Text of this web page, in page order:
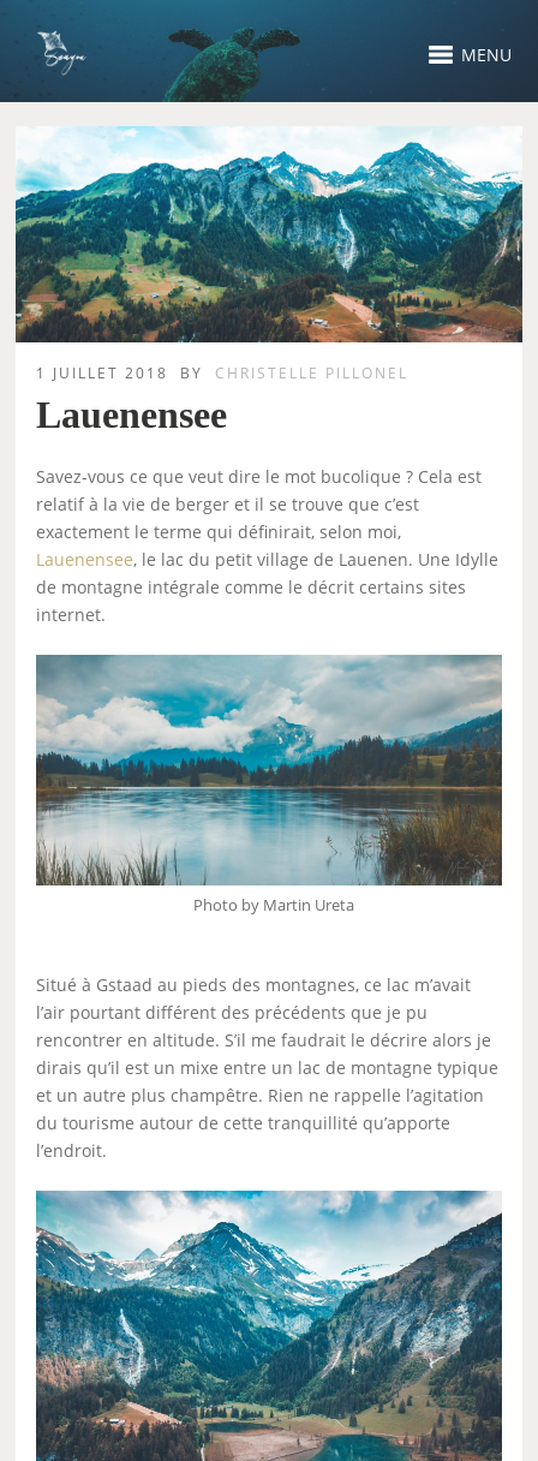
MENU
1 JUILLET 2018 BY CHRISTELLE PILLONEL
Lauenensee
Savez-vous ce que veut dire le mot bucolique ? Cela est
relatif à la vie de berger et il se trouve que c’est
exactement le terme qui définirait, selon moi,
Lauenensee, le lac du petit village de Lauenen. Une Idylle
de montagne intégrale comme le décrit certains sites
internet.
Photo by Martin Ureta
Situé à Gstaad au pieds des montagnes, ce lac m’avait
l’air pourtant différent des précédents que je pu
rencontrer en altitude. S’il me faudrait le décrire alors je
dirais qu’il est un mixe entre un lac de montagne typique
et un autre plus champêtre. Rien ne rappelle l’agitation
du tourisme autour de cette tranquillité qu’apporte
l’endroit.